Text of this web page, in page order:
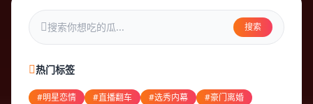
搜索
热门标签
#明星恋情 #直播翻车 #选秀内幕
#豪门离婚